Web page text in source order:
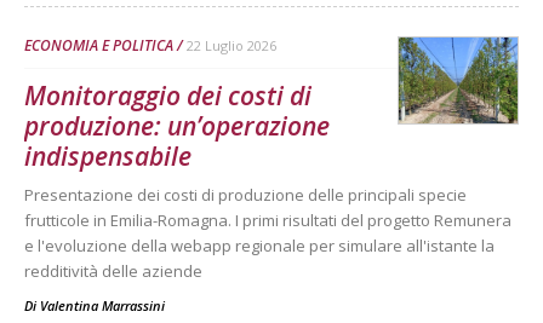
ECONOMIA E POLITICA 22 Luglio 2026
Monitoraggio dei costi di
produzione: un’operazione
indispensabile
Presentazione dei costi di produzione delle principali specie
frutticole in Emilia-Romagna. I primi risultati del progetto Remunera
e l'evoluzione della webapp regionale per simulare all'istante la
redditività delle aziende
Di Valentina Marrassini